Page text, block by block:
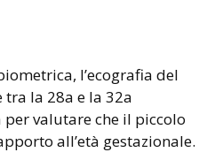
l’ecografia del
la 28a e la 32a
valutare che il piccolo
all’età gestazionale.